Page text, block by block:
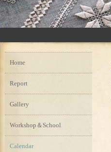
Home
Report
Gallery
Workshop＆School
Calendar